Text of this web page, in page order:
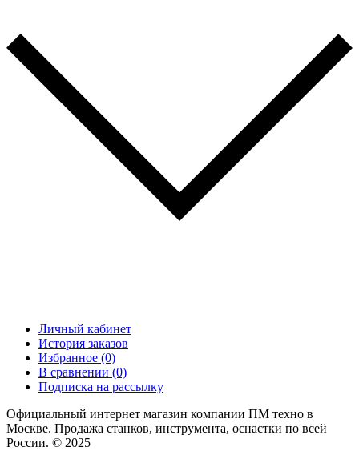
Личный кабинет
История заказов
Избранное (0)
В сравнении (0)
Подписка на рассылку
Официальный интернет магазин компании ПМ техно в
Москве. Продажа станков, инструмента, оснастки по всей
России. © 2025